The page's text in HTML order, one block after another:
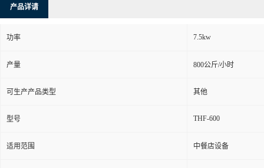
产品详请
功率 7.5kw
产量 800公斤/小时
可生产产品类型 其他
型号 THF-600
适用范围 中餐店设备